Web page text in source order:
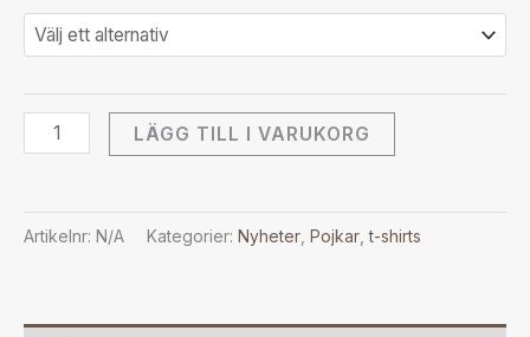
LÄGG TILL I VARUKORG
Artikelnr: N/A Kategorier: Nyheter Pojkar ,t-shirts